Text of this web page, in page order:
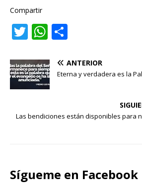
Compartir
T
it
te
r
W
at
s
A
p
m
p
ti
ANTERIOR
Eterna y verdadera es la
Las bendiciones están disponibles para
Sígueme en Facebook